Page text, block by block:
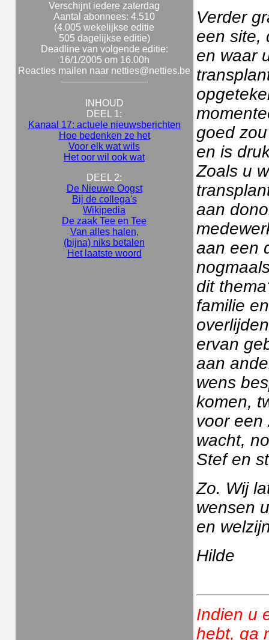
Verschijnt iedere zaterdag
Aantal abonnees: 4.510
(4.005 wekelijkse editie
505 dagelijkse editie)
Deadline van volgende editie:
16/1/2005 om 16.00h
Reacties mailen naar netties@netties.be
INHOUD
DEEL 1:
Kanaal 17: actuele nieuwsberichten
Hoe bedenken ze het
Voor elk wat wils
Het oor wil ook wat
DEEL 2:
De Nieuwe Oogst
Bij de collega's
Wikipedia
De zaak Tee en Tee
Van alles halen,
(bijna) niks betalen
Het laatste woord
Verder
een site,
en waar
goed
en is
Zoals u
aan
aan een
dit
familie
ervan
aan
wens
komen,
voor een
wacht,
Stef en
Zo. Wij
wensen
en
Hilde
Indien u
hebt, ga